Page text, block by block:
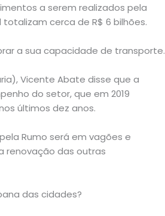
a serem realizados pela
cerca de R$ 6 bilhões.
a sua capacidade de transporte.
Vicente Abate disse que a
do setor, que em 2019
últimos dez anos.
Rumo será em vagões e
renovação das outras
das cidades?